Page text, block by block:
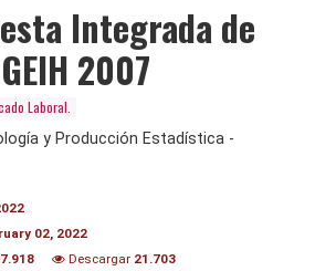
Integrada de
2007
Laboral.
y Producción Estadística -
02, 2022
Descargar 21.703